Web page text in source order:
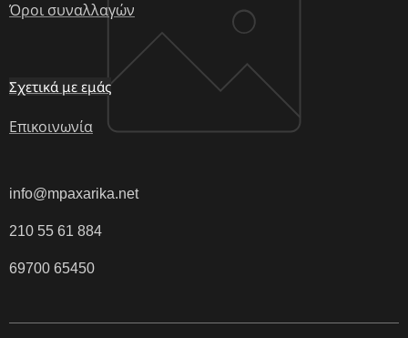
Όροι συναλλαγών
Σχετικά με εμάς
Επικοινωνία
info@mpaxarika.net
210 55 61 884
69700 65450